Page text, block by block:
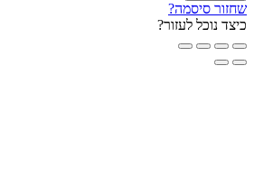
סיסמה?
נוכל לעזור?